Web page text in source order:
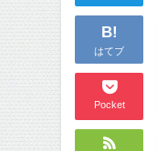
B!
はてブ
Pocket